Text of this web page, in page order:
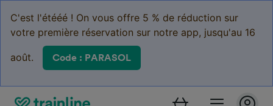
C'est l'étééé ! On vous offre 5 % de réduction sur
votre première réservation sur notre app, jusqu'au 16
août. Code : PARASOL